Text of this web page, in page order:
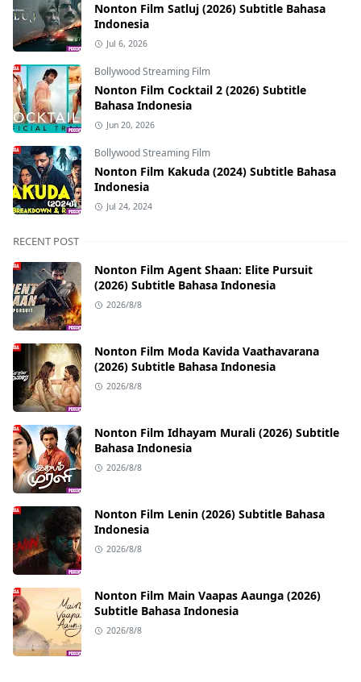
Nonton Film Satluj (2026) Subtitle Bahasa
Indonesia
Jul 6, 2026
Bollywood Streaming Film
Nonton Film Cocktail 2 (2026) Subtitle
Bahasa Indonesia
Jun 20, 2026
Bollywood Streaming Film
Nonton Film Kakuda (2024) Subtitle Bahasa
Indonesia
Jul 24, 2024
RECENT POST
Nonton Film Agent Shaan: Elite Pursuit
(2026) Subtitle Bahasa Indonesia
2026/8/8
Nonton Film Moda Kavida Vaathavarana
(2026) Subtitle Bahasa Indonesia
2026/8/8
Nonton Film Idhayam Murali (2026) Subtitle
Bahasa Indonesia
2026/8/8
Nonton Film Lenin (2026) Subtitle Bahasa
Indonesia
2026/8/8
Nonton Film Main Vaapas Aaunga (2026)
Subtitle Bahasa Indonesia
2026/8/8